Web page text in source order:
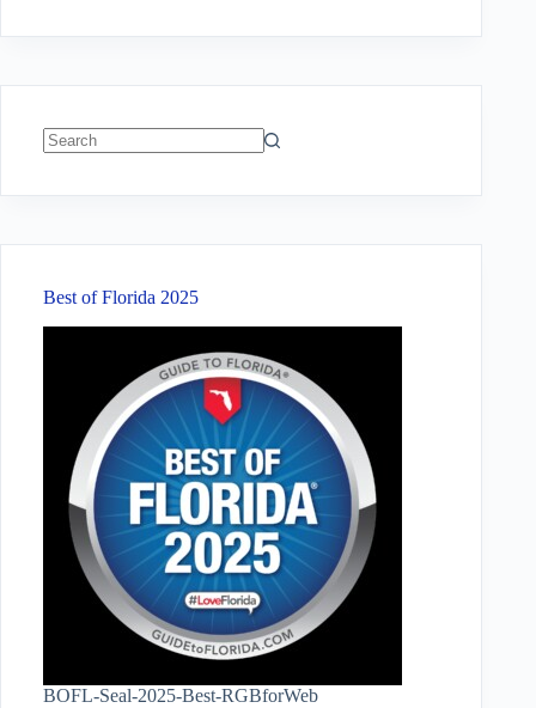
Best of Florida 2025
BOFL-Seal-2025-Best-RGBforWeb